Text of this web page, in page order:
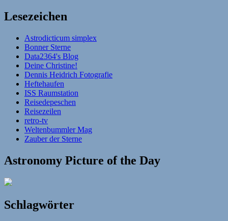
Lesezeichen
Astrodicticum simplex
Bonner Sterne
Data2364's Blog
Deine Christine!
Dennis Heidrich Fotografie
Heftehaufen
ISS Raumstation
Reisedepeschen
Reisezeilen
retro-tv
Weltenbummler Mag
Zauber der Sterne
Astronomy Picture of the Day
Schlagwörter